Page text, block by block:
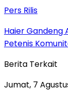
Pers Rilis
Haier Gandeng
Petenis
Berita Terkait
Jumat, 7